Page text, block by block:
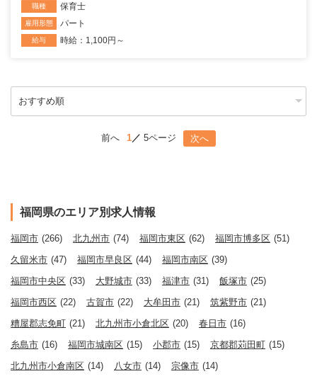
職種 保育士
雇用形態 パート
給与 時給：1,100円～
前へ 1 5ページ 次へ
福岡県のエリア別求人情報
福岡市 (266) 北九州市 (74) 福岡市東区 (62) 福岡市博多区 (51)
久留米市 (47) 福岡市早良区 (44) 福岡市南区 (39)
福岡市中央区 (33) 大野城市 (33) 福津市 (31) 飯塚市 (25)
福岡市西区 (22) 古賀市 (22) 大牟田市 (21) 筑紫野市 (21)
糟屋郡志免町 (21) 北九州市小倉北区 (20) 春日市 (16)
糸島市 (16) 福岡市城南区 (15) 小郡市 (15) 京都郡苅田町 (15)
北九州市小倉南区 (14) 八女市 (14) 宗像市 (14)